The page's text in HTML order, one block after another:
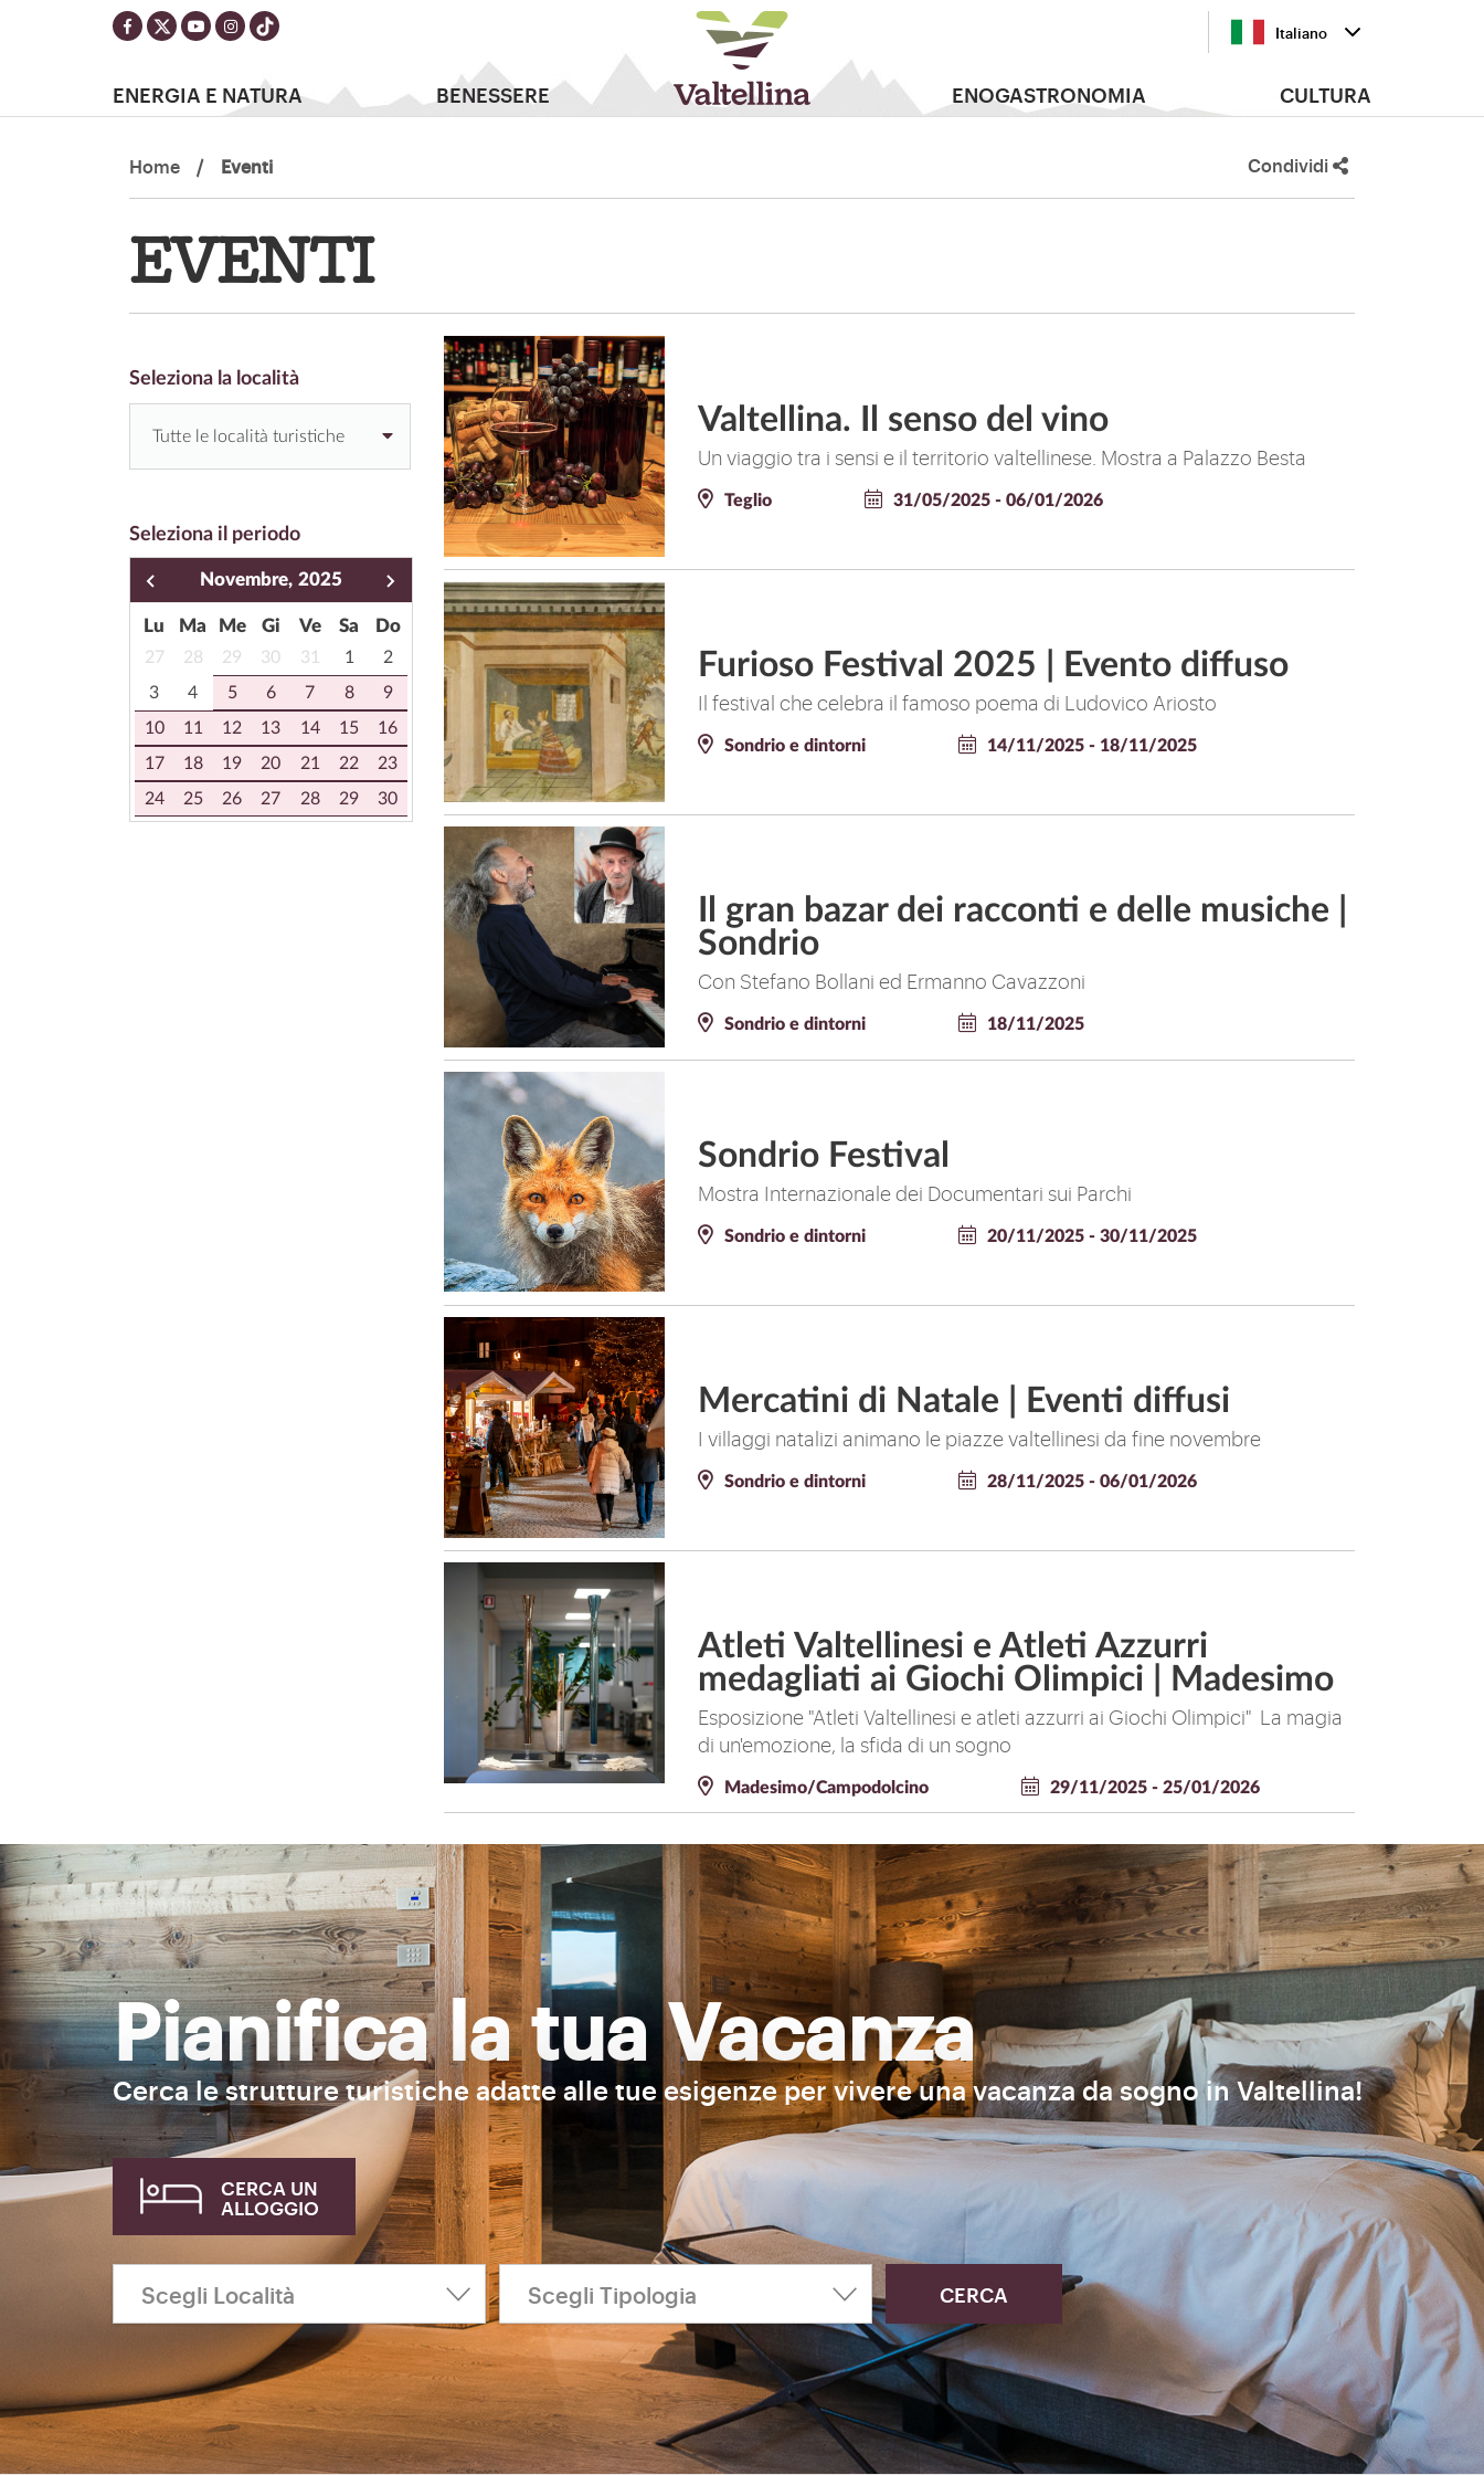
Italiano
ENERGIA E NATURA BENESSERE ENOGASTRONOMIA CULTURA
Home / Eventi Condividi
EVENTI
Seleziona la località
Tutte le località turistiche
Seleziona il periodo
Novembre, 2025
Lu Ma Me Gi Ve Sa Do
27 28 29 30 31 1
2
3
4 5 6 7 8
9
10
11 12 13 14 15
16
17
18 19 20 21 22
23
24
25 26 27 28 29 30
Valtellina. Il senso del vino
Un viaggio tra i sensi e il territorio valtellinese. Mostra a Palazzo Besta
Teglio 31/05/2025 - 06/01/2026
Furioso Festival 2025 | Evento diffuso
Il festival che celebra il famoso poema di Ludovico Ariosto
Sondrio e dintorni 14/11/2025 - 18/11/2025
Il gran bazar dei racconti e delle musiche |
Sondrio
Con Stefano Bollani ed Ermanno Cavazzoni
Sondrio e dintorni 18/11/2025
Sondrio Festival
Mostra Internazionale dei Documentari sui Parchi
Sondrio e dintorni 20/11/2025 - 30/11/2025
Mercatini di Natale | Eventi diffusi
I villaggi natalizi animano le piazze valtellinesi da fine novembre
Sondrio e dintorni 28/11/2025 - 06/01/2026
Atleti Valtellinesi e Atleti Azzurri
medagliati ai Giochi Olimpici | Madesimo
Esposizione "Atleti Valtellinesi e atleti azzurri ai Giochi Olimpici" La magia
di un'emozione, la sfida di un sogno
Madesimo/Campodolcino 29/11/2025 - 25/01/2026
Pianifica la tua Vacanza
Cerca le strutture turistiche adatte alle tue esigenze per vivere una vacanza da sogno in Valtellina!
CERCA UN
ALLOGGIO